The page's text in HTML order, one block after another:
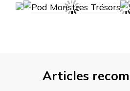
Articles